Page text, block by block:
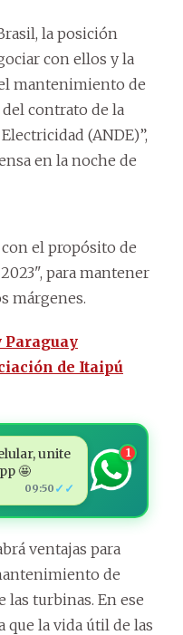
la posición
con ellos y la
mantenimiento de
contrato de la
(ANDE)”,
en la noche de
el propósito de
para mantener
márgenes.
de Itaipú
unite
🤩
09:50 ✓✓
1
ventajas para
de
las turbinas. En ese
que la vida útil de las